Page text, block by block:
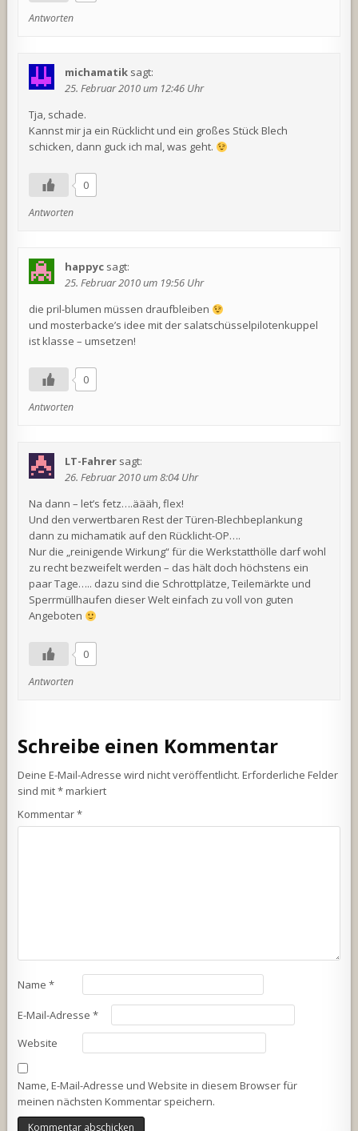
Antworten
michamatik sagt:
25. Februar 2010 um 12:46 Uhr
Tja, schade.
Kannst mir ja ein Rücklicht und ein großes Stück Blech
schicken, dann guck ich mal, was geht.
0
Antworten
happyc sagt:
25. Februar 2010 um 19:56 Uhr
die pril-blumen müssen draufbleiben
und mosterbacke’s idee mit der salatschüsselpilotenkuppel
ist klasse – umsetzen!
0
Antworten
LT-Fahrer sagt:
26. Februar 2010 um 8:04 Uhr
Na dann – let’s fetz….äääh, flex!
Und den verwertbaren Rest der Türen-Blechbeplankung
dann zu michamatik auf den Rücklicht-OP….
Nur die „reinigende Wirkung“ für die Werkstatthölle darf wohl
zu recht bezweifelt werden – das hält doch höchstens ein
paar Tage….. dazu sind die Schrottplätze, Teilemärkte und
Sperrmüllhaufen dieser Welt einfach zu voll von guten
Angeboten
0
Antworten
Schreibe einen Kommentar
Deine E-Mail-Adresse wird nicht veröffentlicht. Erforderliche Felder
sind mit*markiert
Kommentar*
Name*
E-Mail-Adresse*
Website
Name, E-Mail-Adresse und Website in diesem Browser für
meinen nächsten Kommentar speichern.